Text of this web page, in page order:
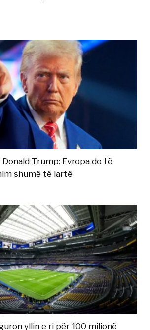
Trump: Evropa do të
shumë të lartë
yllin e ri për 100 milionë